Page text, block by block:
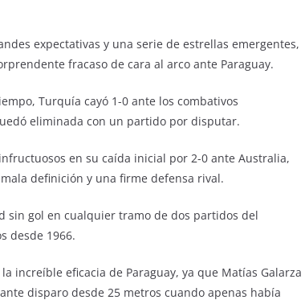
expectativas y una serie de estrellas emergentes,
fracaso de cara al arco ante Paraguay.
Turquía cayó 1-0 ante los combativos
eliminada con un partido por disputar.
en su caída inicial por 2-0 ante Australia,
definición y una firme defensa rival.
sin gol en cualquier tramo de dos partidos del
desde 1966.
increíble eficacia de Paraguay, ya que Matías Galarza
disparo desde 25 metros cuando apenas había